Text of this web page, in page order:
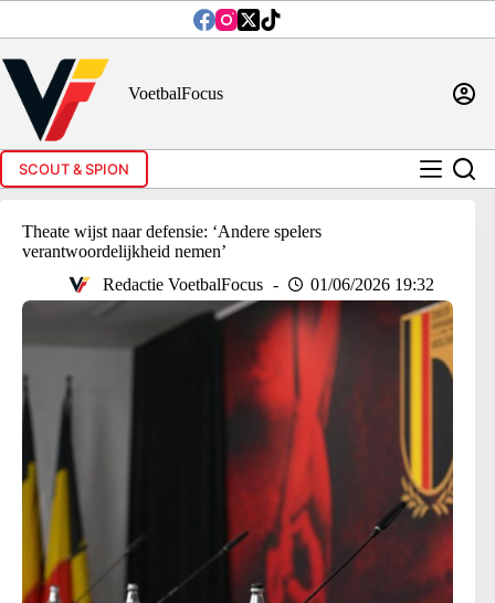
inhoud
VoetbalFocus
SCOUT & SPION
Theate wijst naar defensie: ‘Andere spelers
verantwoordelijkheid nemen’
Redactie VoetbalFocus
01/06/2026 19:32